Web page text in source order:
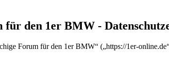
für den 1er BMW -
Forum für den 1er BMW“ („https://1er-